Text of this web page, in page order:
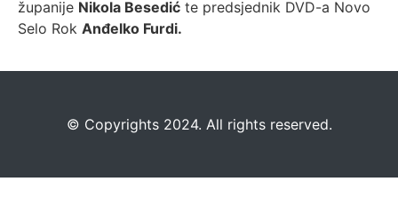
županije Nikola Besedić te predsjednik DVD-a Novo
Selo Rok Anđelko Furdi.
©️ Copyrights 2024. All rights reserved.